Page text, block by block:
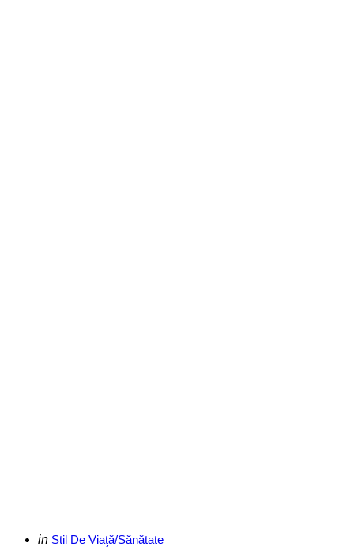
Categories
Posted
in Stil De Viaţă/Sănătate